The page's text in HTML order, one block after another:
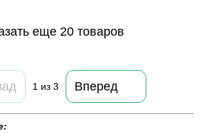
еще 20 товаров
1из 3 Вперед